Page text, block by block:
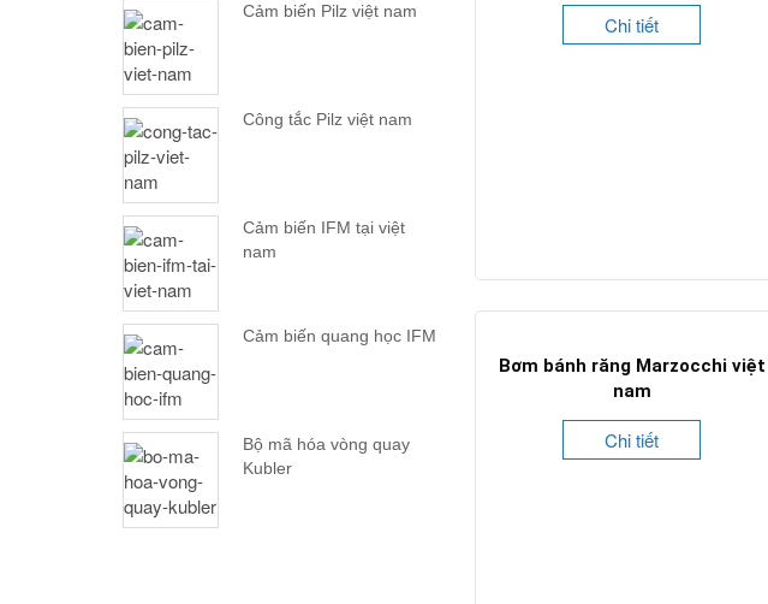
Chi tiết
Bơm bánh răng Marzocchi việt
nam
Chi tiết
Cảm biến Pilz việt nam
Công tắc Pilz việt nam
Cảm biến IFM tại việt
nam
Cảm biến quang học IFM
Bộ mã hóa vòng quay
Kubler